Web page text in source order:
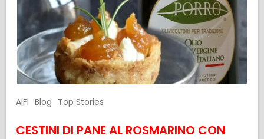
AIFI Blog Top Stories
CESTINI DI PANE AL ROSMARINO CON